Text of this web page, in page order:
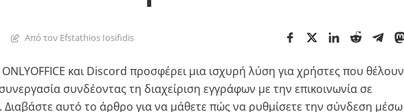
Από τον Efstathios Iosifidis
και Discord προσφέρει μια ισχυρή λύση για χρήστες που θέλουν
συνδέοντας τη διαχείριση εγγράφων με την επικοινωνία σε
Διαβάστε αυτό το άρθρο για να μάθετε πώς να ρυθμίσετε την σύνδεση μέσω